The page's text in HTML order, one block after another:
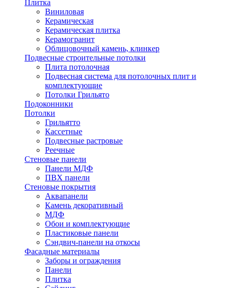
Плитка
Виниловая
Керамическая
Керамическая плитка
Керамогранит
Облицовочный камень, клинкер
Подвесные строительные потолки
Плита потолочная
Подвесная система для потолочных плит и
комплектующие
Потолки Грильято
Подоконники
Потолки
Грильятто
Кассетные
Подвесные растровые
Реечные
Стеновые панели
Панели МДФ
ПВХ панели
Стеновые покрытия
Аквапанели
Камень декоративный
МДФ
Обои и комплектующие
Пластиковые панели
Сэндвич-панели на откосы
Фасадные материалы
Заборы и ограждения
Панели
Плитка